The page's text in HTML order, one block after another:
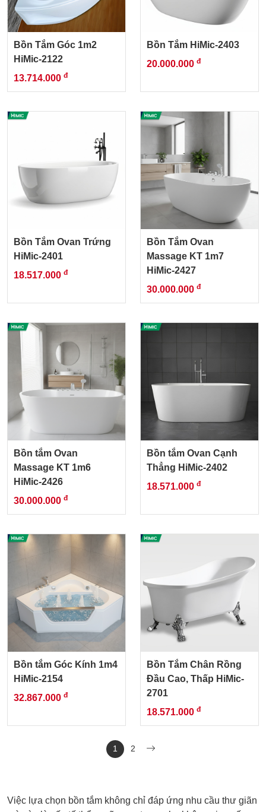
Bồn Tắm Góc 1m2
HiMic-2122
13.714.000 đ
Bồn Tắm HiMic-2403
20.000.000 đ
Bồn Tắm Ovan Trứng
HiMic-2401
18.517.000 đ
Bồn Tắm Ovan
Massage KT 1m7
HiMic-2427
30.000.000 đ
Bồn tắm Ovan
Massage KT 1m6
HiMic-2426
30.000.000 đ
Bồn tắm Ovan Cạnh
Thẳng HiMic-2402
18.571.000 đ
Bồn tắm Góc Kính 1m4
HiMic-2154
32.867.000 đ
Bồn Tắm Chân Rồng
Đầu Cao, Thấp HiMic-
2701
18.571.000 đ
1 2
Việc lựa chọn bồn tắm không chỉ đáp ứng nhu cầu thư giãn